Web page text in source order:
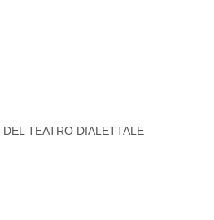
TEATRO DIALETTALE